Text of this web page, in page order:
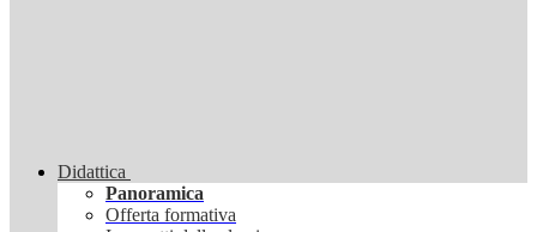
Didattica
Panoramica
Offerta formativa